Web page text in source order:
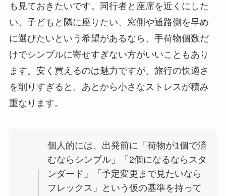
も見ておきたいです。同行者と座席を近くにした
い、子どもと隣に座りたい、窓側や通路側を早め
に選びたいという希望があるなら、手荷物個数だ
けでシンプルに寄せすぎない方がいいこともあり
ます。安く買えるのは魅力ですが、旅行の快適さ
を削りすぎると、あとから小さなストレスが積み
重なります。
個人的には、出発前に「荷物が1個で済
むならシンプル」「2個になるならスタ
ンダード」「予定変更まで見たいなら
フレックス」という仮の基準を持って